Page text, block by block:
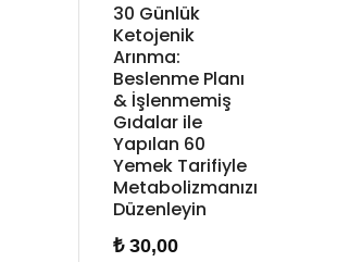
30 Günlük
Ketojenik
Arınma:
Beslenme Planı
& İşlenmemiş
Gıdalar ile
Yapılan 60
Yemek Tarifiyle
Metabolizmanızı
Düzenleyin
₺30,00